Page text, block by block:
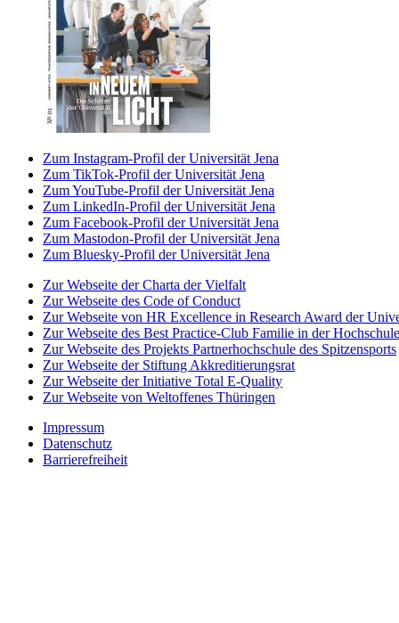
Zum Instagram-Profil der Universität Jena
Zum TikTok-Profil der Universität Jena
Zum YouTube-Profil der Universität Jena
Zum LinkedIn-Profil der Universität Jena
Zum Facebook-Profil der Universität Jena
Zum Mastodon-Profil der Universität Jena
Zum Bluesky-Profil der Universität Jena
Zur Webseite der Charta der Vielfalt
Zur Webseite des Code of Conduct
Zur Webseite von HR Excellence in Research Award der
Zur Webseite des Best Practice-Club Familie in der Hochschule
Zur Webseite des Projekts Partnerhochschule des Spitzensports
Zur Webseite der Stiftung Akkreditierungsrat
Zur Webseite der Initiative Total E-Quality
Zur Webseite von Weltoffenes Thüringen
Impressum
Datenschutz
Barrierefreiheit